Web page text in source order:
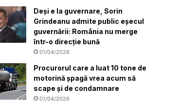
Deși e la guvernare, Sorin
Grindeanu admite public eșecul
guvernării: România nu merge
într-o direcție bună
01/04/2026
Procurorul care a luat 10 tone de
motorină șpagă vrea acum să
scape și de condamnare
01/04/2026